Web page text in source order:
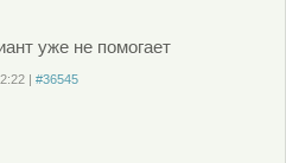
уже не помогает
|#36545